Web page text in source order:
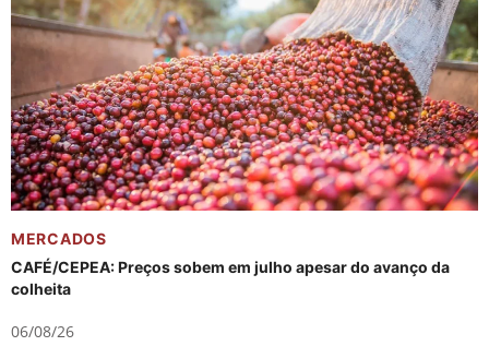
MERCADOS
CAFÉ/CEPEA: Preços sobem em julho apesar do avanço da
colheita
06/08/26